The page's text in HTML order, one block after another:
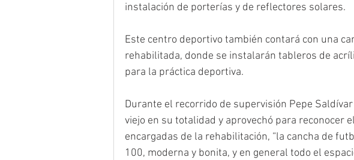
instalación de porterías y de reflectores solares.
Este centro deportivo también contará con una
rehabilitada, donde se instalarán tableros de
para la práctica deportiva.
Durante el recorrido de supervisión Pepe
viejo en su totalidad y aprovechó para reconocer
encargadas de la rehabilitación, “la cancha de
100, moderna y bonita, y en general todo el